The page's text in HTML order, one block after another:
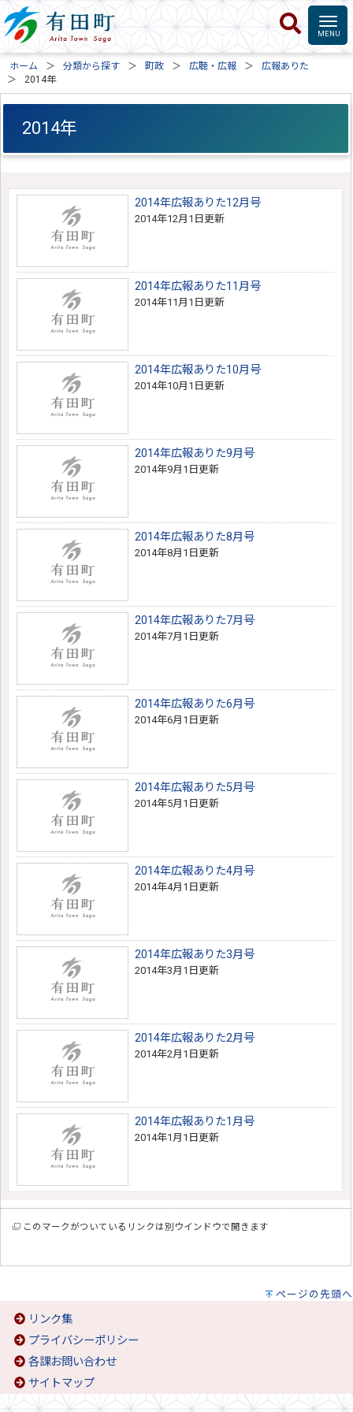
ホーム 分類から探す 町政 広聴・広報
広報ありた
2014年
2014年
2014年広報ありた12月号
2014年12月1日更新
2014年広報ありた11月号
2014年11月1日更新
2014年広報ありた10月号
2014年10月1日更新
2014年広報ありた9月号
2014年9月1日更新
2014年広報ありた8月号
2014年8月1日更新
2014年広報ありた7月号
2014年7月1日更新
2014年広報ありた6月号
2014年6月1日更新
2014年広報ありた5月号
2014年5月1日更新
2014年広報ありた4月号
2014年4月1日更新
2014年広報ありた3月号
2014年3月1日更新
2014年広報ありた2月号
2014年2月1日更新
2014年広報ありた1月号
2014年1月1日更新
このマークがついているリンクは別ウインドウで開きます
ページの先頭へ
リンク集
プライバシーポリシー
各課お問い合わせ
サイトマップ